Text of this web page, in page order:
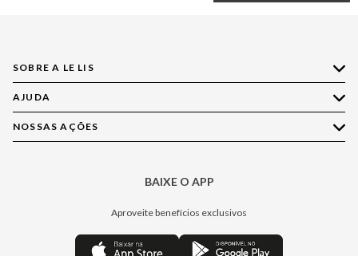
SOBRE A LE LIS
Quem Somos
Nossas Lojas
Política de Privacidade
Central de Preferências
AJUDA
Compre pelo WhatsApp
Central de Relacionamento
NOSSAS AÇÕES
BAIXE O APP
Aproveite benefícios exclusivos